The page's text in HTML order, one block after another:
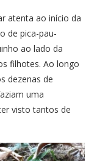
atenta ao início da
de pica-pau-
ao lado da
filhotes. Ao longo
dezenas de
uma
visto tantos de